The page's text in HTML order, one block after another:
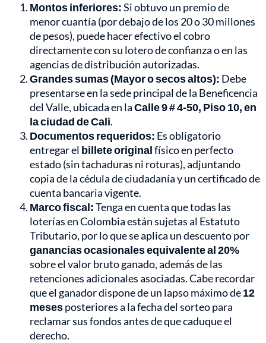
Montos inferiores:Si obtuvo un premio de
menor cuantía (por debajo de los 20 o 30 millones
de pesos), puede hacer efectivo el cobro
directamente con su lotero de confianza o en las
agencias de distribución autorizadas.
Grandes sumas (Mayor o secos altos): Debe
presentarse en la sede principal de la Beneficencia
del Valle, ubicada en laCalle 9 # 4-50, Piso 10, en
la ciudad de Cali.
Documentos requeridos: Es obligatorio
entregar el billete originalfísico en perfecto
estado (sin tachaduras ni roturas), adjuntando
copia de la cédula de ciudadanía y un certificado de
cuenta bancaria vigente.
Marco fiscal:Tenga en cuenta que todas las
loterías en Colombia están sujetas al Estatuto
Tributario, por lo que se aplica un descuento por
ganancias ocasionales equivalente al 20%
sobre el valor bruto ganado, además de las
retenciones adicionales asociadas. Cabe recordar
que el ganador dispone de un lapso máximo de12
mesesposteriores a la fecha del sorteo para
reclamar sus fondos antes de que caduque el
derecho.